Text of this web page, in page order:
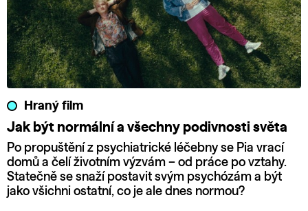
Hraný film
Jak být normální a všechny podivnosti světa
Po propuštění z psychiatrické léčebny se Pia vrací
domů a čelí životním výzvám – od práce po vztahy.
Statečně se snaží postavit svým psychózám a být
jako všichni ostatní, co je ale dnes normou?